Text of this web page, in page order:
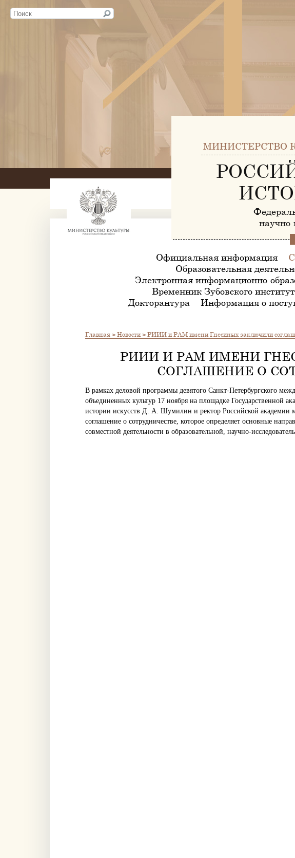
МИНИСТЕРСТВО
научно-
Официальная информация
Образовательная
Электронная информационно-
Временник Зубовского
Докторантура
Информация о
Главная>Новости>РИИИ и РАМ имени Гнесиных заключили
РИИИ И РАМ ИМЕНИ
СОГЛАШЕНИЕ О
В рамках деловой программы девятого Санкт-Петербургского
объединенных культур 17 ноября на площадке Государственной
истории искусств Д. А. Шумилин и ректор Российской
соглашение о сотрудничестве, которое определяет основные
совместной деятельности в образовательной, научно-